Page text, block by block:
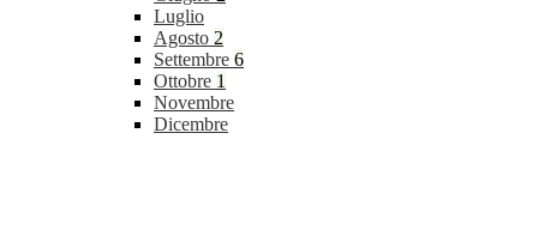
Luglio
Agosto 2
Settembre 6
Ottobre 1
Novembre
Dicembre